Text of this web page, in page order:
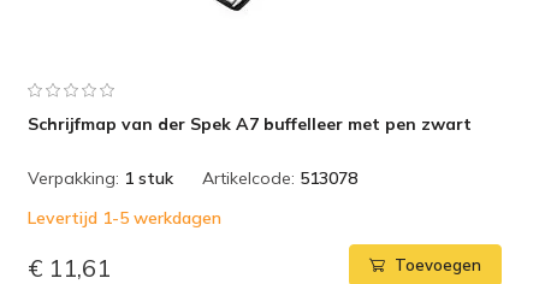
Schrijfmap van der Spek A7 buffelleer met pen zwart
Verpakking: 1 stuk Artikelcode: 513078
Levertijd 1-5 werkdagen
€ 11,61 Toevoegen